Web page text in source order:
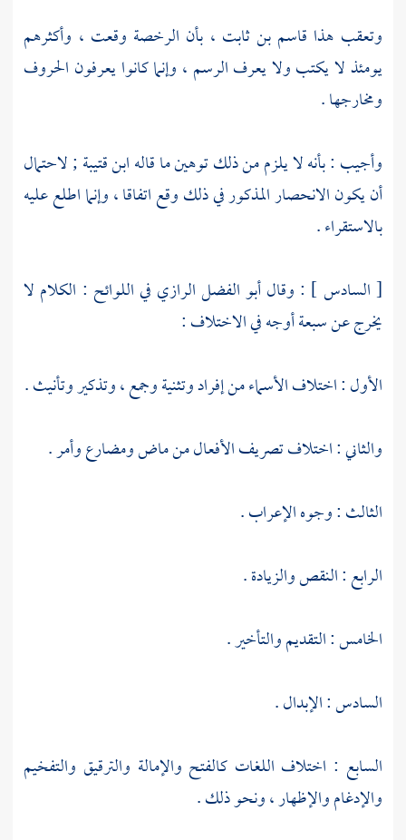
وتعقب هذا قاسم بن ثابت ، بأن الرخصة وقعت ، وأكثرهم
يومئذ لا يكتب ولا يعرف الرسم ، وإنما كانوا يعرفون الحروف
ومخارجها .
وأجيب : بأنه لا يلزم من ذلك توهين ما قالهابن قتيبة; لاحتمال
أن يكون الانحصار المذكور في ذلك وقع اتفاقا ، وإنما اطلع عليه
بالاستقراء .
[ السادس ] : وقالأبو الفضل الرازي في اللوائح : الكلام لا
يخرج عن سبعة أوجه في الاختلاف :
الأول : اختلاف الأسماء من إفراد وتثنية وجمع ، وتذكير وتأنيث .
والثاني : اختلاف تصريف الأفعال من ماض ومضارع وأمر .
الثالث : وجوه الإعراب .
الرابع : النقص والزيادة .
الخامس : التقديم والتأخير .
السادس : الإبدال .
السابع : اختلاف اللغات كالفتح والإمالة والترقيق والتفخيم
والإدغام والإظهار ، ونحو ذلك .